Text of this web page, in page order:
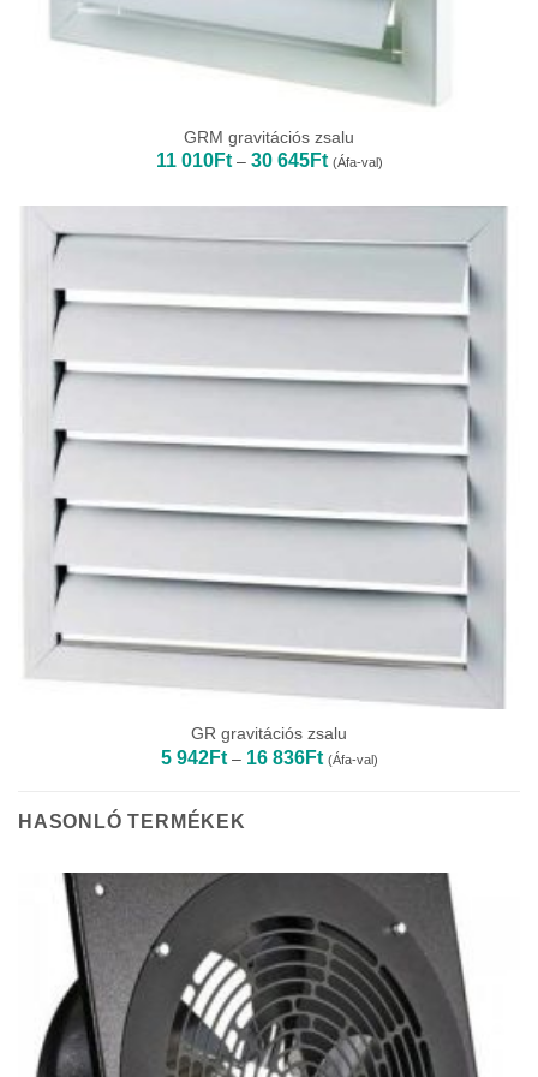
GRM gravitációs zsalu
11 010Ft – 30 645FtÁrtartomány:
11
-
645Ft
(Áfa-val)
GR gravitációs zsalu
5 942Ft – 16 836FtÁrtartomány:
5
(Áfa-val)
HASONLÓ TERMÉKEK